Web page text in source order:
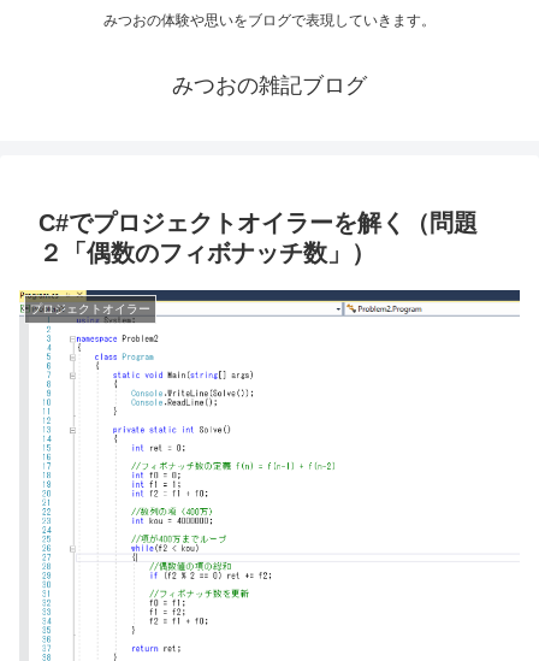
みつおの体験や思いをブログで表現していきます。
みつおの雑記ブログ
C#でプロジェクトオイラーを解く（問題
２「偶数のフィボナッチ数」）
プロジェクトオイラー